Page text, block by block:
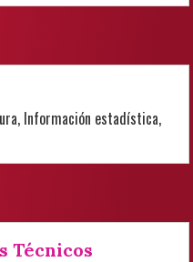
Información estadística,
Técnicos